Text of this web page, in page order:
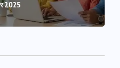
2025